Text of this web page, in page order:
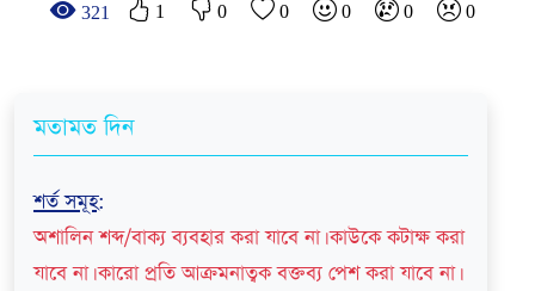
321 1 0 0 0 0 0
মতামত দিন
শর্ত সমূহ:
অশালিন শব্দ/বাক্য ব্যবহার করা যাবে না। কাউকে কটাক্ষ করা
যাবে না। কারো প্রতি আক্রমনাত্বক বক্তব্য পেশ করা যাবে না।